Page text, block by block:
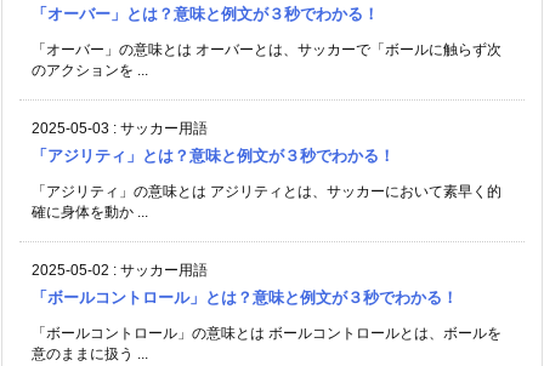
「オーバー」とは？意味と例文が３秒でわかる！
「オーバー」の意味とは オーバーとは、サッカーで「ボールに触らず次
のアクションを ...
2025-05-03 : サッカー用語
「アジリティ」とは？意味と例文が３秒でわかる！
「アジリティ」の意味とは アジリティとは、サッカーにおいて素早く的
確に身体を動か ...
2025-05-02 : サッカー用語
「ボールコントロール」とは？意味と例文が３秒でわかる！
「ボールコントロール」の意味とは ボールコントロールとは、ボールを
意のままに扱う ...